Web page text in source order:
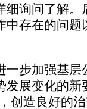
细询问了解。
中存在的问题
步加强基层
展变化的新
创造良好的